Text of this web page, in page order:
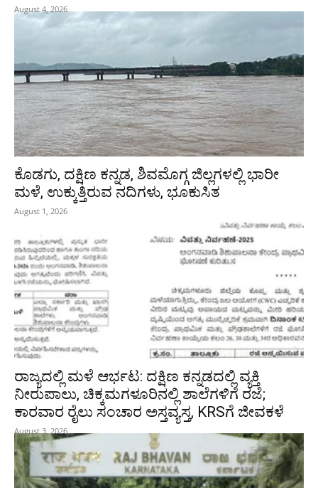
August 4, 2026
ಕೊಡಗು, ದಕ್ಷಿಣ ಕನ್ನಡ, ಶಿವಮೊಗ್ಗ ಜಿಲ್ಲಗಳಲ್ಲಿ ಭಾರೀ
ಮಳೆ, ಉಕ್ಕುತ್ತಿರುವ ನದಿಗಳು, ಭೂಕುಸಿತ
August 1, 2026
ರಾಜ್ಯದಲ್ಲಿ ಮಳೆ ಆರ್ಭಟ: ದಕ್ಷಿಣ ಕನ್ನಡದಲ್ಲಿ ವ್ಯಕ್ತಿ
ನೀರುಪಾಲು, ಚಿಕ್ಕಮಗಳೂರಿನಲ್ಲಿ ಶಾಲೆಗಳಿಗೆ ರಜೆ;
ಕಾರವಾರ ರೈಲು ಸಂಚಾರ ಅಸ್ತವ್ಯಸ್ತ, KRSಗೆ ಜೀವಕಳೆ
August 3, 2026